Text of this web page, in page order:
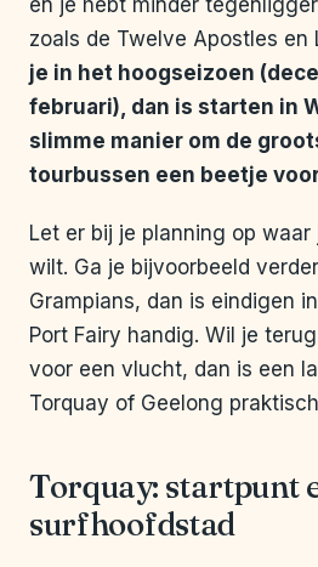
en je hebt minder
zoals de Twelve Apostles en
je in het hoogseizoen
februari), dan is starten in
slimme manier om de
tourbussen een beetje
Let er bij je planning op
wilt. Ga je bijvoorbeeld
Grampians, dan is eindigen
Port Fairy handig. Wil je
voor een vlucht, dan is een
Torquay of Geelong
Torquay: startpunt
surfhoofdstad